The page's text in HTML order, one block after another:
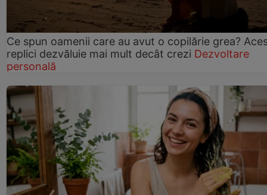
Ce spun oamenii care au avut o copilărie grea?
replici dezvăluie mai mult decât crezi Dezvoltare
personală